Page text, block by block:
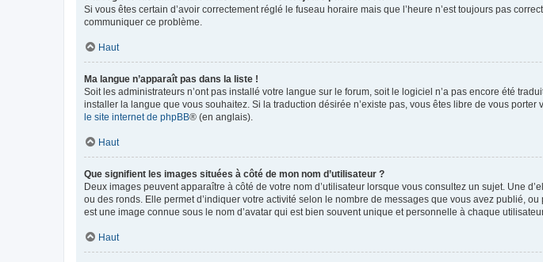
Si vous êtes certain d’avoir correctement réglé le fuseau horaire mais que l’heure n’est toujours pas
communiquer ce problème.
Haut
Ma langue n’apparaît pas dans la liste !
Soit les administrateurs n’ont pas installé votre langue sur le forum, soit le logiciel n’a pas encore été
installer la langue que vous souhaitez. Si la traduction désirée n’existe pas, vous êtes libre de vous
le site internet de phpBB® (en anglais).
Haut
Que signifient les images situées à côté de mon nom d’utilisateur ?
Deux images peuvent apparaître à côté de votre nom d’utilisateur lorsque vous consultez un sujet. Une
ou des ronds. Elle permet d’indiquer votre activité selon le nombre de messages que vous avez publié,
est une image connue sous le nom d’avatar qui est bien souvent unique et personnelle à chaque
Haut